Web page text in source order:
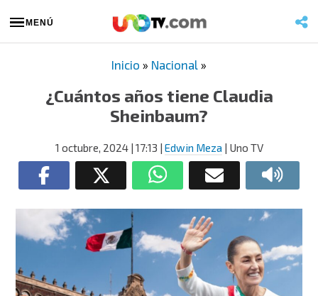
MENÚ
Inicio » Nacional »
¿Cuántos años tiene Claudia
Sheinbaum?
1 octubre, 2024| 17:13 | Edwin Meza | Uno TV